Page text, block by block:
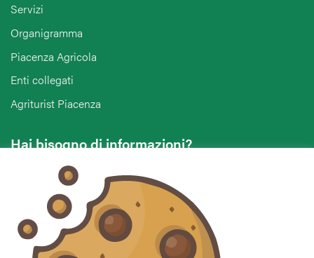
Servizi
Organigramma
Piacenza Agricola
Enti collegati
Agriturist Piacenza
Hai bisogno di informazioni?
Vuoi contattarci per ricevere assistenza, lasciare un
commento o chiedere informazioni?
CONTATTACI